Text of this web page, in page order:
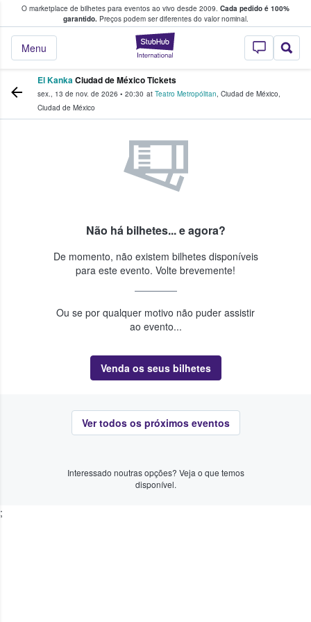
O marketplace de bilhetes para eventos ao vivo desde 2009. Cada pedido é 100%
garantido.Preços podem ser diferentes do valor nominal.
StubHub – onde
Menu
fãs compram e vendem bilhetes
El KankaCiudad de México Tickets
sex., 13 de nov. de 2026 • 20:30 at Teatro Metropólitan, Ciudad de México,
Ciudad de México
Não há bilhetes... e agora?
De momento, não existem bilhetes disponíveis
para este evento. Volte brevemente!
Ou se por qualquer motivo não puder assistir
ao evento...
Venda os seus bilhetes
Ver todos os próximos eventos
Interessado noutras opções? Veja o que temos
disponível.
;